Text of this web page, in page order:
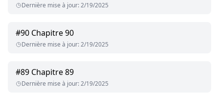
Dernière mise à jour:2/19/2025
#90 Chapitre 90
Dernière mise à jour:2/19/2025
#89 Chapitre 89
Dernière mise à jour:2/19/2025